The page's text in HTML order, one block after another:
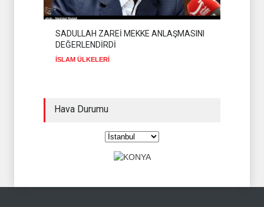
SADULLAH ZAREİ MEKKE ANLAŞMASINI
DEĞERLENDİRDİ
İSLAM ÜLKELERİ
Hava Durumu